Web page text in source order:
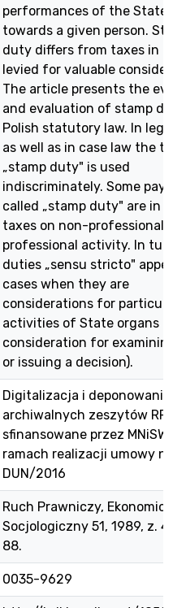
performances of the State
towards a given person.
duty differs from taxes in
levied for valuable
The article presents the
and evaluation of stamp
Polish statutory law. In
as well as in case law the
„stamp duty" is used
indiscriminately. Some
called „stamp duty" are in
taxes on non-professional
professional activity. In
duties „sensu stricto"
cases when they are
considerations for
activities of State organs
consideration for
or issuing a decision).
Digitalizacja i deponowanie
archiwalnych zeszytów
sfinansowane przez MNiSW
ramach realizacji umowy
DUN/2016
Ruch Prawniczy,
Socjologiczny 51, 1989, z.
88.
0035-9629